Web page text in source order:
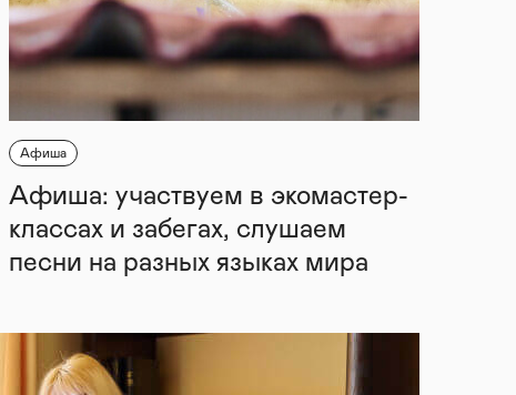
Афиша
Афиша: участвуем в экомастер-
классах и забегах, слушаем
песни на разных языках мира